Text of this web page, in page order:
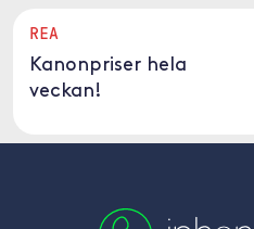
REA
Kanonpriser hela
veckan!